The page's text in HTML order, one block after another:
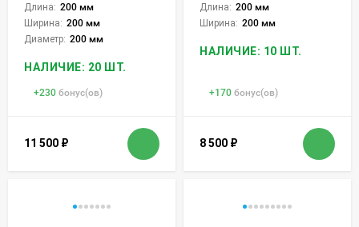
Длина: 200 мм
Ширина: 200 мм
Диаметр: 200 мм
НАЛИЧИЕ: 20 ШТ.
+230 бонус(ов)
11 500 ₽
Длина: 200 мм
Ширина: 200 мм
НАЛИЧИЕ: 10 ШТ.
+170 бонус(ов)
8 500 ₽